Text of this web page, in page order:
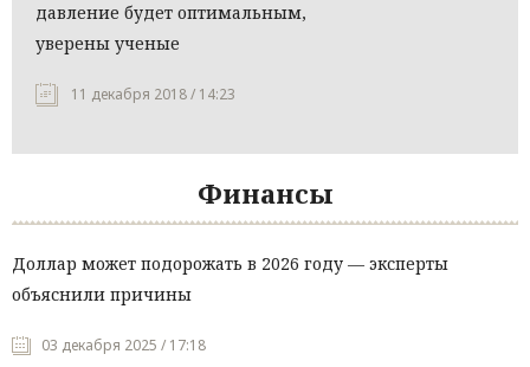
давление будет оптимальным,
уверены ученые
11 декабря 2018 / 14:23
Финансы
Доллар может подорожать в 2026 году — эксперты
объяснили причины
03 декабря 2025 / 17:18